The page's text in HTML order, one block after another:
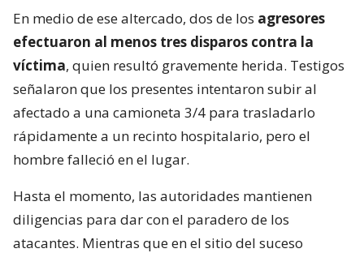
En medio de ese altercado, dos de los agresores
efectuaron al menos tres disparos contra la
víctima, quien resultó gravemente herida. Testigos
señalaron que los presentes intentaron subir al
afectado a una camioneta 3/4 para trasladarlo
rápidamente a un recinto hospitalario, pero el
hombre falleció en el lugar.
Hasta el momento, las autoridades mantienen
diligencias para dar con el paradero de los
atacantes. Mientras que en el sitio del suceso